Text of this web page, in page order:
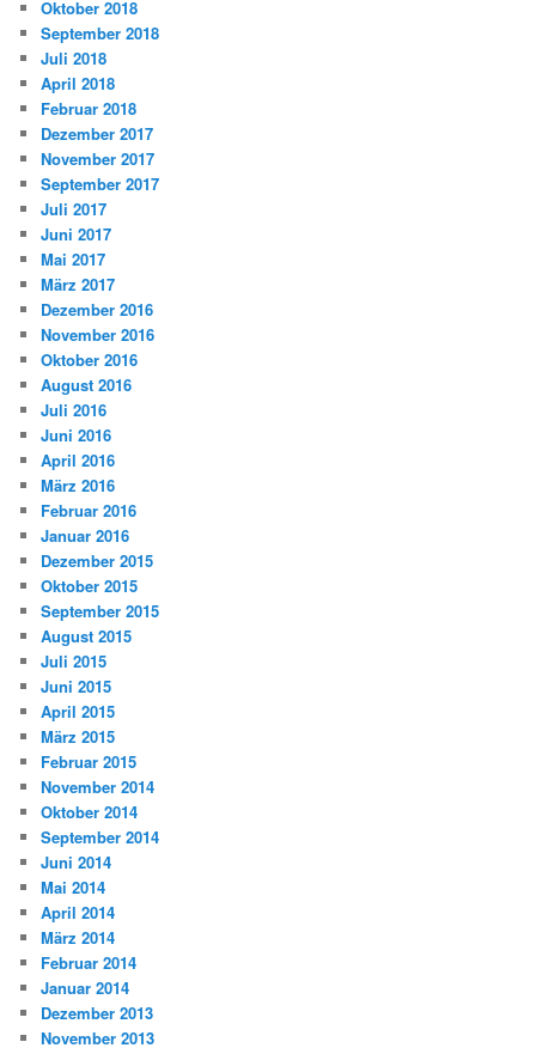
Oktober 2018
September 2018
Juli 2018
April 2018
Februar 2018
Dezember 2017
November 2017
September 2017
Juli 2017
Juni 2017
Mai 2017
März 2017
Dezember 2016
November 2016
Oktober 2016
August 2016
Juli 2016
Juni 2016
April 2016
März 2016
Februar 2016
Januar 2016
Dezember 2015
Oktober 2015
September 2015
August 2015
Juli 2015
Juni 2015
April 2015
März 2015
Februar 2015
November 2014
Oktober 2014
September 2014
Juni 2014
Mai 2014
April 2014
März 2014
Februar 2014
Januar 2014
Dezember 2013
November 2013